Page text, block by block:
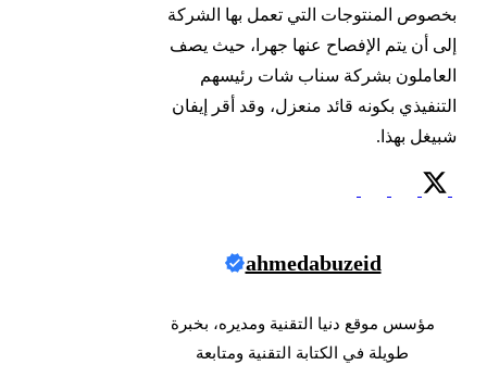
بخصوص المنتوجات التي تعمل بها الشركة
إلى أن يتم الإفصاح عنها جهرا، حيث يصف
العاملون بشركة سناب شات رئيسهم
التنفيذي بكونه قائد منعزل، وقد أقر إيفان
شبيغل بهذا.
ahmedabuzeid
مؤسس موقع دنيا التقنية ومديره، بخبرة
طويلة في الكتابة التقنية ومتابعة